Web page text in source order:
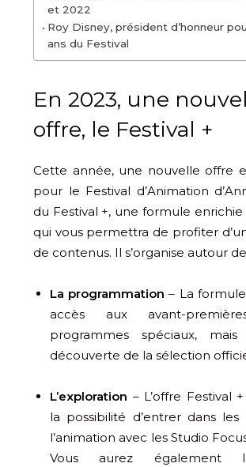
et 2022
Roy Disney, président d’honneur
ans du Festival
En 2023, une
offre, le Festival +
Cette année, une nouvelle offre
pour le Festival d’Animation
du Festival +, une formule
qui vous permettra de profiter
de contenus. Il s’organise autour
La programmation – La
accès aux avant-
programmes spéciaux,
découverte de la sélection
L’exploration – L’offre Festival
la possibilité d’entrer dans les
l’animation avec les Studio
Vous aurez également